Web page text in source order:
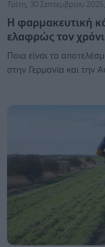
Τρίτη, 30 Σεπτεμβρίου
Η φαρμακευτική
ελαφρώς τον
Ποια είναι τα
στην Γερμανία και την